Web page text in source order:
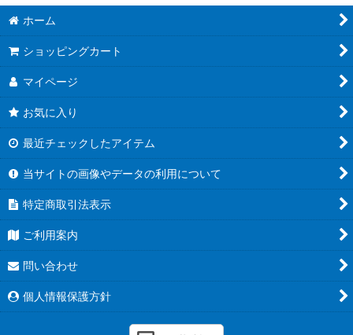
ホーム
ショッピングカート
マイページ
お気に入り
最近チェックしたアイテム
当サイトの画像やデータの利用について
特定商取引法表示
ご利用案内
問い合わせ
個人情報保護方針